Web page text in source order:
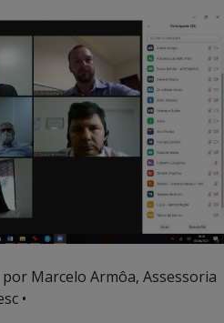
por Marcelo Armôa, Assessoria
•